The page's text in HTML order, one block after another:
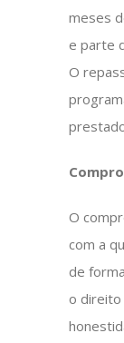
meses
e parte
O
O
com a
de
o